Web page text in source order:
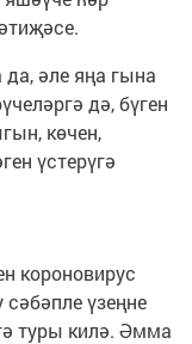
әле яңа гына
дә, бүген
көчен,
үстерүгә
короновирус
үзеңне
туры килә. Әмма